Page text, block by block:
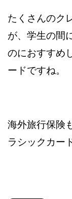
たくさんのク
が、学生の間
のにおすすめ
ードですね。
海外旅行保険
ラシックカー